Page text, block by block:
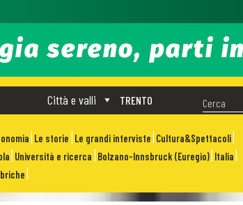
TRENTO
Città e valli
Le storie Le grandi interviste Cultura&Spettacoli
Università e ricerca Bolzano-Innsbruck (Euregio) Italia